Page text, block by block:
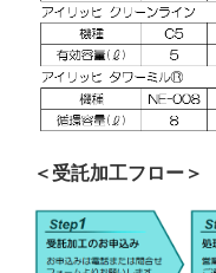
＜受託加工フロー＞